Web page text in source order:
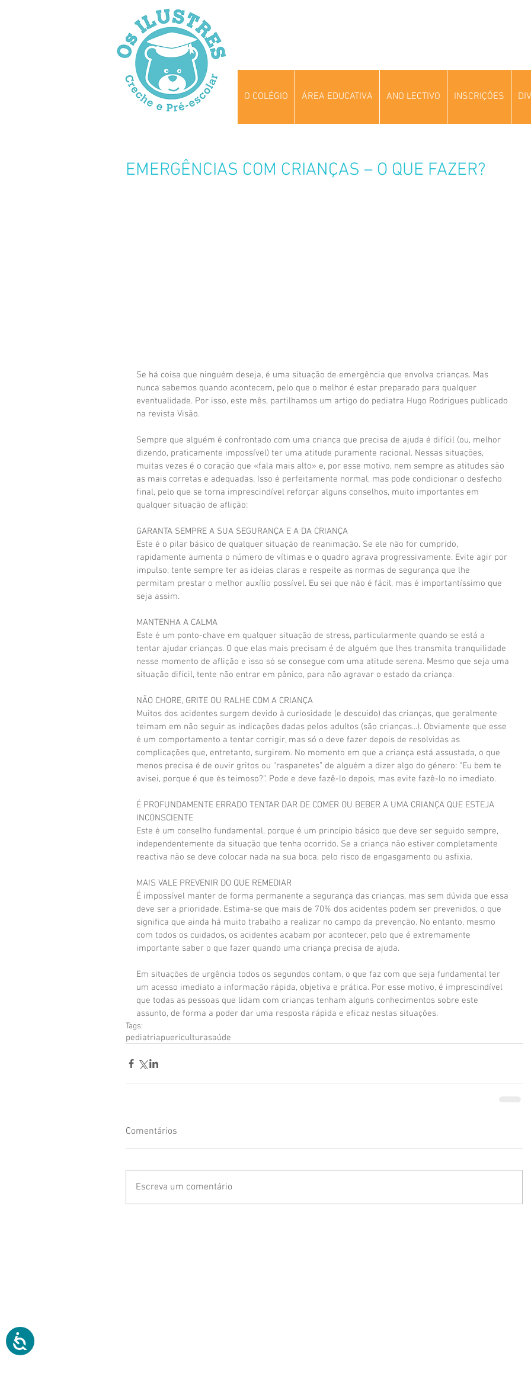
O COLÉGIO ÁREA EDUCATIVA ANO LECTIVO INSCRIÇÕES
EMERGÊNCIAS COM CRIANÇAS – O QUE FAZER?
Se há coisa que ninguém deseja, é uma situação de emergência que envolva crianças. Mas
nunca sabemos quando acontecem, pelo que o melhor é estar preparado para qualquer
eventualidade. Por isso, este mês, partilhamos um artigo do pediatra Hugo Rodrigues publicado
na revista Visão.
Sempre que alguém é confrontado com uma criança que precisa de ajuda é difícil (ou, melhor
dizendo, praticamente impossível) ter uma atitude puramente racional. Nessas situações,
muitas vezes é o coração que «fala mais alto» e, por esse motivo, nem sempre as atitudes são
as mais corretas e adequadas. Isso é perfeitamente normal, mas pode condicionar o desfecho
final, pelo que se torna imprescindível reforçar alguns conselhos, muito importantes em
qualquer situação de aflição:
GARANTA SEMPRE A SUA SEGURANÇA E A DA CRIANÇA
Este é o pilar básico de qualquer situação de reanimação. Se ele não for cumprido,
rapidamente aumenta o número de vítimas e o quadro agrava progressivamente. Evite agir por
impulso, tente sempre ter as ideias claras e respeite as normas de segurança que lhe
permitam prestar o melhor auxílio possível. Eu sei que não é fácil, mas é importantíssimo que
seja assim.
MANTENHA A CALMA
Este é um ponto-chave em qualquer situação de stress, particularmente quando se está a
tentar ajudar crianças. O que elas mais precisam é de alguém que lhes transmita tranquilidade
nesse momento de aflição e isso só se consegue com uma atitude serena. Mesmo que seja uma
situação difícil, tente não entrar em pânico, para não agravar o estado da criança.
NÃO CHORE, GRITE OU RALHE COM A CRIANÇA
Muitos dos acidentes surgem devido à curiosidade (e descuido) das crianças, que geralmente
teimam em não seguir as indicações dadas pelos adultos (são crianças...). Obviamente que esse
é um comportamento a tentar corrigir, mas só o deve fazer depois de resolvidas as
complicações que, entretanto, surgirem. No momento em que a criança está assustada, o que
menos precisa é de ouvir gritos ou “raspanetes” de alguém a dizer algo do género: “Eu bem te
avisei, porque é que és teimoso?”. Pode e deve fazê-lo depois, mas evite fazê-lo no imediato.
É PROFUNDAMENTE ERRADO TENTAR DAR DE COMER OU BEBER A UMA CRIANÇA QUE ESTEJA
INCONSCIENTE
Este é um conselho fundamental, porque é um princípio básico que deve ser seguido sempre,
independentemente da situação que tenha ocorrido. Se a criança não estiver completamente
reactiva não se deve colocar nada na sua boca, pelo risco de engasgamento ou asfixia.
MAIS VALE PREVENIR DO QUE REMEDIAR
É impossível manter de forma permanente a segurança das crianças, mas sem dúvida que essa
deve ser a prioridade. Estima-se que mais de 70% dos acidentes podem ser prevenidos, o que
significa que ainda há muito trabalho a realizar no campo da prevenção. No entanto, mesmo
com todos os cuidados, os acidentes acabam por acontecer, pelo que é extremamente
importante saber o que fazer quando uma criança precisa de ajuda.
Em situações de urgência todos os segundos contam, o que faz com que seja fundamental ter
um acesso imediato a informação rápida, objetiva e prática. Por esse motivo, é imprescindível
que todas as pessoas que lidam com crianças tenham alguns conhecimentos sobre este
assunto, de forma a poder dar uma resposta rápida e eficaz nestas situações.
Tags:
pediatriapuericulturasaúde
Comentários
Escreva um comentário